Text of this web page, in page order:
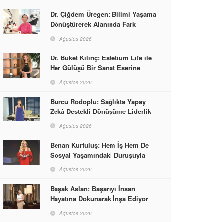
Dr. Çiğdem Üregen: Bilimi Yaşama
Dönüştürerek Alanında Fark
Ağustos 2026
Dr. Buket Kılınç: Estetium Life ile
Her Gülüşü Bir Sanat Eserine
Ağustos 2026
Burcu Rodoplu: Sağlıkta Yapay
Zekâ Destekli Dönüşüme Liderlik
Ağustos 2026
Benan Kurtuluş: Hem İş Hem De
Sosyal Yaşamındaki Duruşuyla
Ağustos 2026
Başak Aslan: Başarıyı İnsan
Hayatına Dokunarak İnşa Ediyor
Ağustos 2026